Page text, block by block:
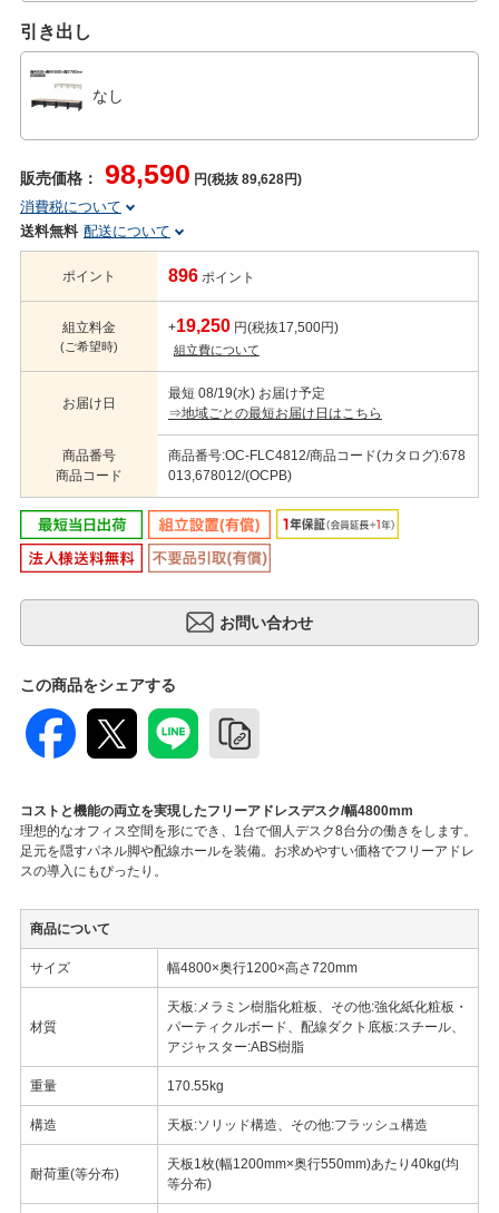
引き出し
なし
販売価格： 98,590 円(税抜 89,628円)
消費税について
送料無料 配送について
ポイント 896 ポイント
組立料金
(ご希望時)
+19,250 円(税抜17,500円)
組立費について
お届け日
最短 08/19(水) お届け予定
⇒地域ごとの最短お届け日はこちら
商品番号
商品コード
商品番号:OC-FLC4812/商品コード(カタログ):678
013,678012/(OCPB)
この商品をシェアする
コストと機能の両立を実現したフリーアドレスデスク/幅4800mm
理想的なオフィス空間を形にでき、1台で個人デスク8台分の働きをします。
足元を隠すパネル脚や配線ホールを装備。お求めやすい価格でフリーアドレ
スの導入にもぴったり。
商品について
サイズ 幅4800×奥行1200×高さ720mm
材質
天板:メラミン樹脂化粧板、その他:強化紙化粧板・
パーティクルボード、配線ダクト底板:スチール、
アジャスター:ABS樹脂
重量 170.55kg
構造 天板:ソリッド構造、その他:フラッシュ構造
耐荷重(等分布)
天板1枚(幅1200mm×奥行550mm)あたり40kg(均
等分布)